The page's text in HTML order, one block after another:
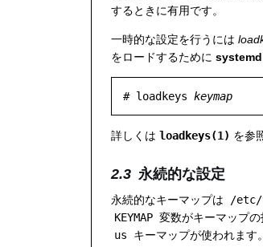
するときに有用です。
一時的な設定を行うには
をロードするために systemd
# loadkeys keymap
詳しくは loadkeys(1) を参
永続的な設定
永続的なキーマップは /etc/
KEYMAP 変数がキーマップ
us
キーマップが使われま